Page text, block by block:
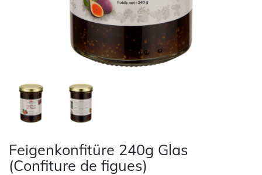
Feigenkonfitüre 240g Glas
(Confiture de figues)